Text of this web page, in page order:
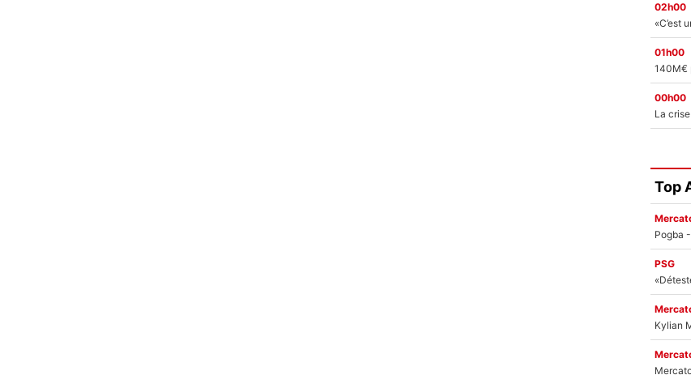
02h00
01h00
00h00
Top
Pogba
PSG
Kylian